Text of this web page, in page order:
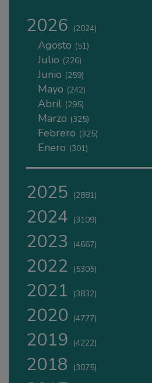
2026 (2024)
Agosto (51)
Julio (226)
Junio (259)
Mayo (242)
Abril (295)
Marzo (325)
Febrero (325)
Enero (301)
2025 (2881)
2024 (3109)
2023 (4667)
2022 (5305)
2021 (3832)
2020 (4777)
2019 (4222)
2018 (3075)